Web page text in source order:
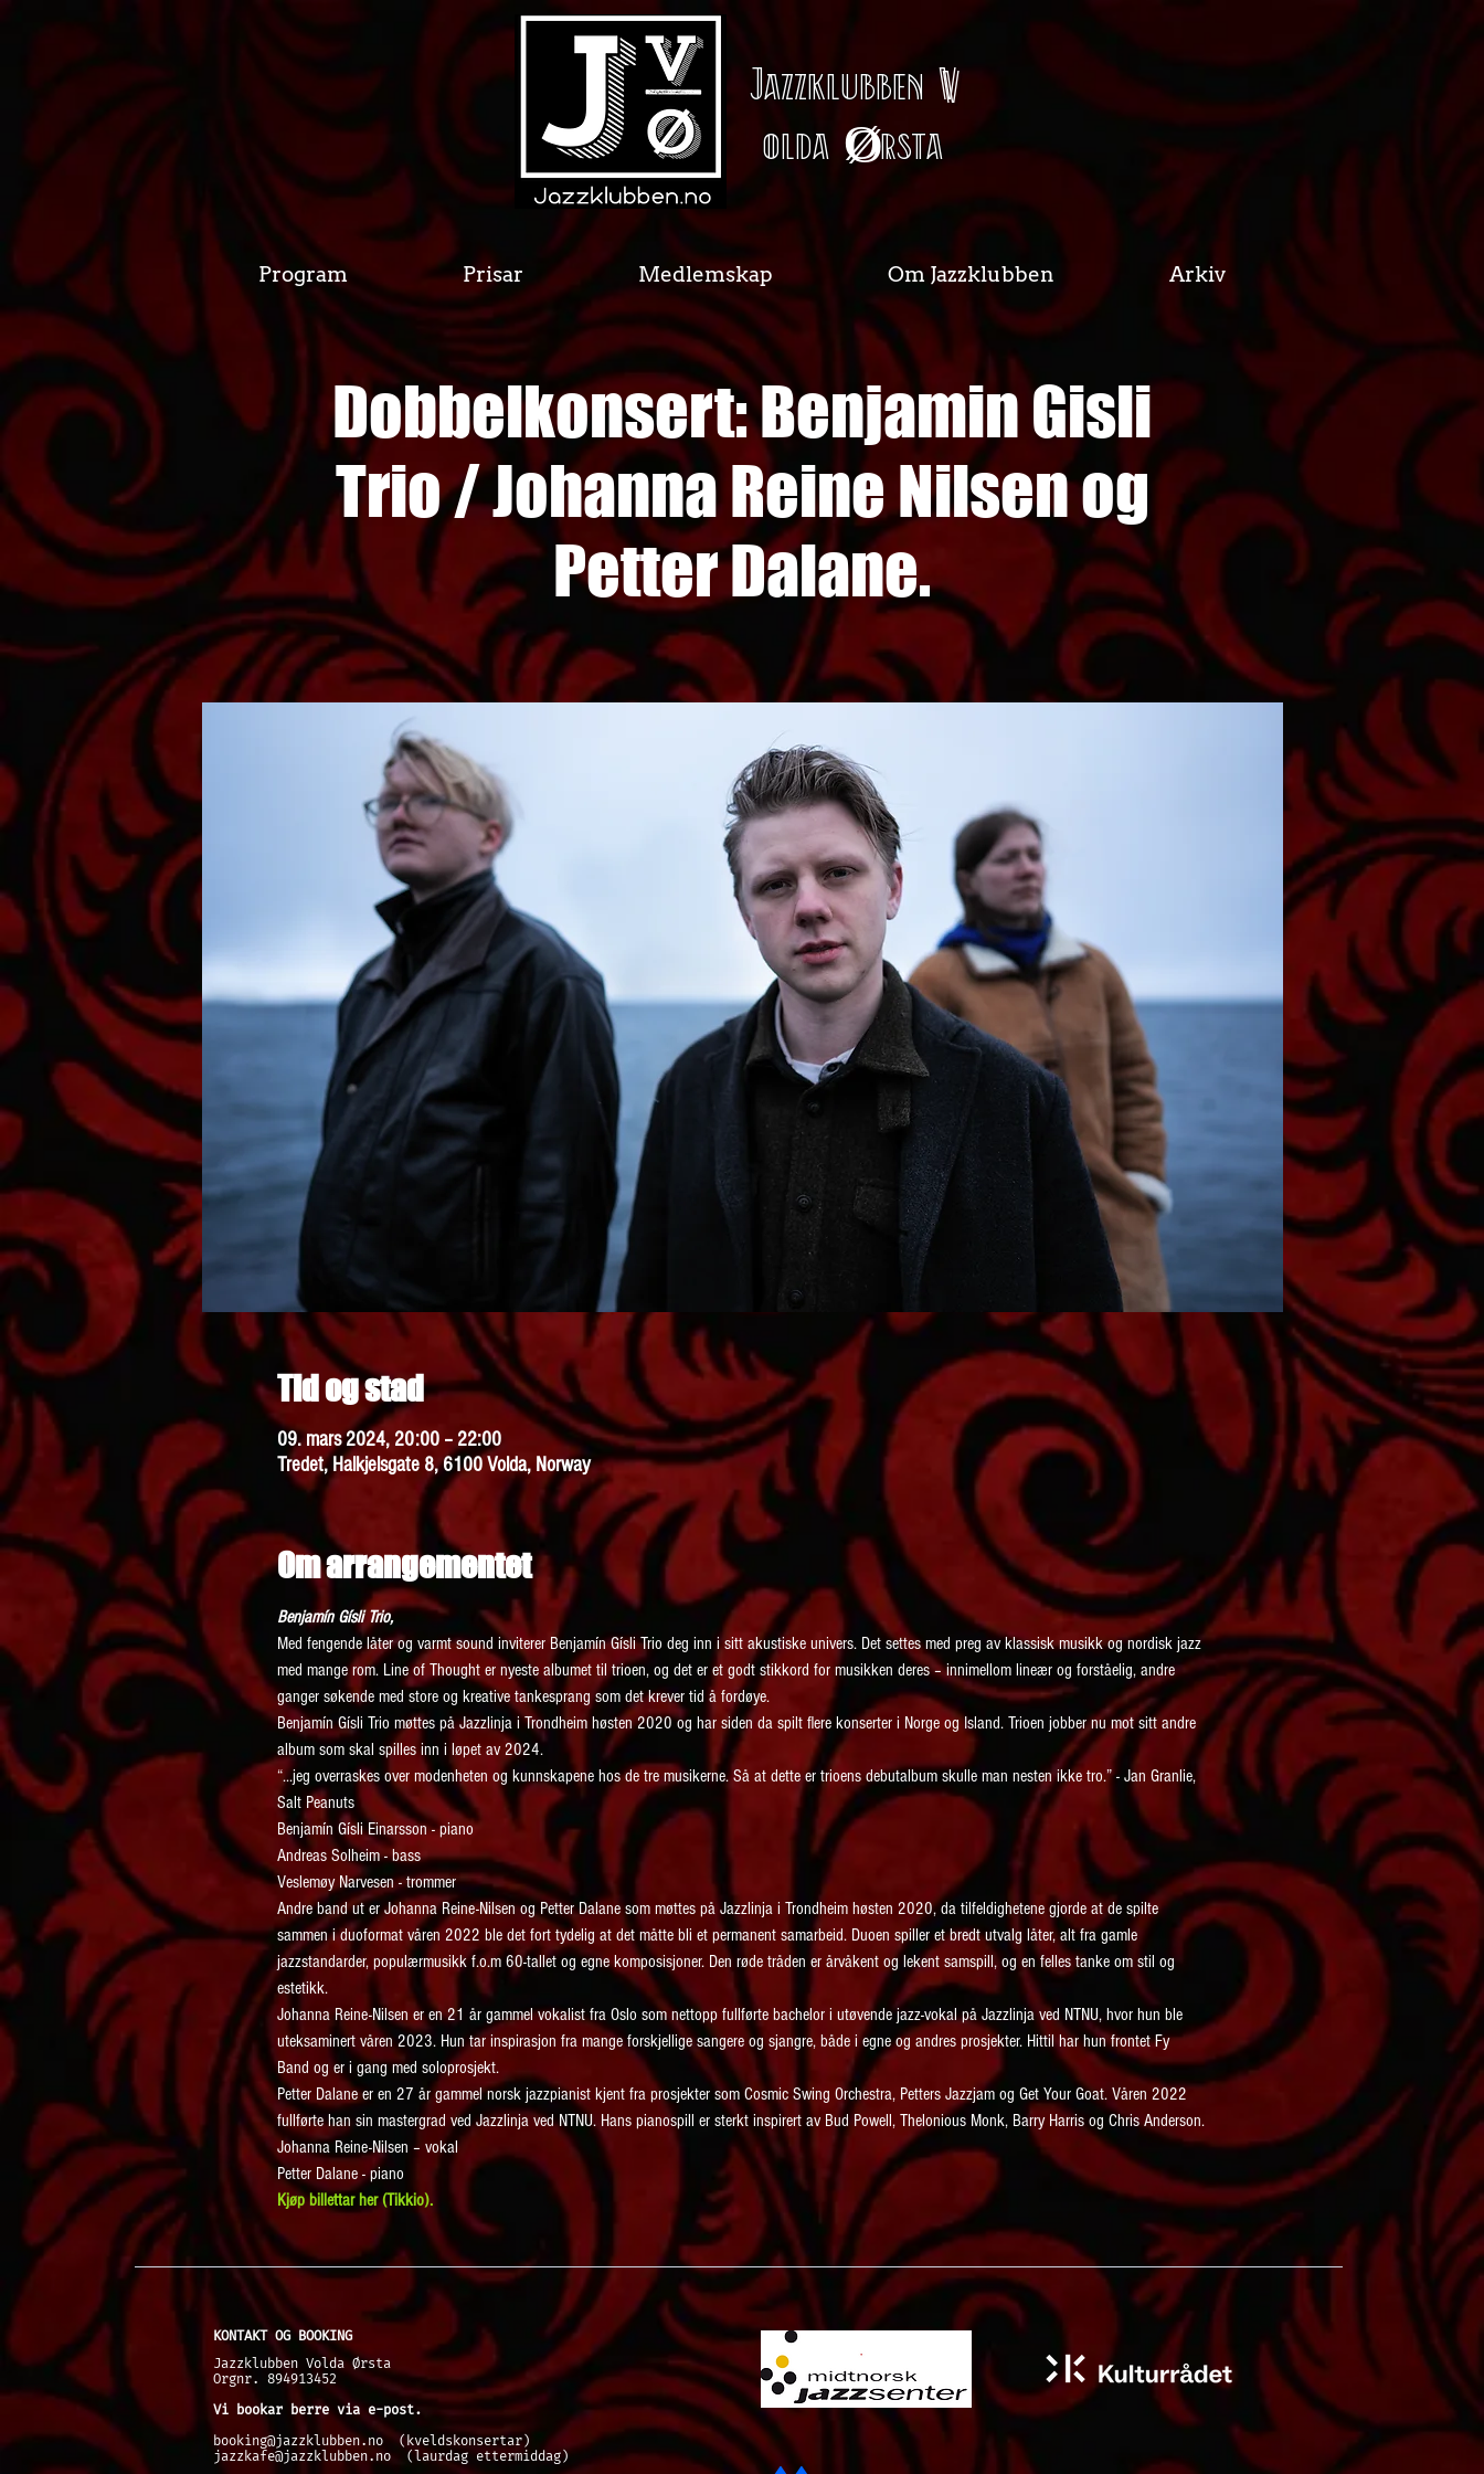
JazzklubbenV
olda Ørsta
Dobbelkonsert: Benjamin Gisli
Trio / Johanna Reine Nilsen og
Petter Dalane.
Tid og stad
09. mars 2024, 20:00 – 22:00
Tredet, Halkjelsgate 8, 6100 Volda, Norway
Om arrangementet
Benjamín Gísli Trio,
Med fengende låter og varmt sound inviterer Benjamín Gísli Trio deg inn i sitt akustiske univers. Det settes med preg av klassisk musikk og nordisk jazz
med mange rom. Line of Thought er nyeste albumet til trioen, og det er et godt stikkord for musikken deres – innimellom lineær og forståelig, andre
ganger søkende med store og kreative tankesprang som det krever tid å fordøye.
Benjamín Gísli Trio møttes på Jazzlinja i Trondheim høsten 2020 og har siden da spilt flere konserter i Norge og Island. Trioen jobber nu mot sitt andre
album som skal spilles inn i løpet av 2024.
“...jeg overraskes over modenheten og kunnskapene hos de tre musikerne. Så at dette er trioens debutalbum skulle man nesten ikke tro.” - Jan Granlie,
Salt Peanuts
Benjamín Gísli Einarsson - piano
Andreas Solheim - bass
Veslemøy Narvesen - trommer
Andre band ut er Johanna Reine-Nilsen og Petter Dalane som møttes på Jazzlinja i Trondheim høsten 2020, da tilfeldighetene gjorde at de spilte
sammen i duoformat våren 2022 ble det fort tydelig at det måtte bli et permanent samarbeid. Duoen spiller et bredt utvalg låter, alt fra gamle
jazzstandarder, populærmusikk f.o.m 60-tallet og egne komposisjoner. Den røde tråden er årvåkent og lekent samspill, og en felles tanke om stil og
estetikk.
Johanna Reine-Nilsen er en 21 år gammel vokalist fra Oslo som nettopp fullførte bachelor i utøvende jazz-vokal på Jazzlinja ved NTNU, hvor hun ble
uteksaminert våren 2023. Hun tar inspirasjon fra mange forskjellige sangere og sjangre, både i egne og andres prosjekter. Hittil har hun frontet Fy
Band og er i gang med soloprosjekt.
Petter Dalane er en 27 år gammel norsk jazzpianist kjent fra prosjekter som Cosmic Swing Orchestra, Petters Jazzjam og Get Your Goat. Våren 2022
fullførte han sin mastergrad ved Jazzlinja ved NTNU. Hans pianospill er sterkt inspirert av Bud Powell, Thelonious Monk, Barry Harris og Chris Anderson.
Johanna Reine-Nilsen – vokal
Petter Dalane - piano
Kjøp billettar her (Tikkio).
Program Prisar Medlemskap Om Jazzklubben Arkiv
KONTAKT OG BOOKING
Jazzklubben Volda Ørsta
Orgnr. 894913452
Vi bookar berre via e-post.
booking@jazzklubben.no (kveldskonsertar)
jazzkafe@jazzklubben.no (laurdag ettermiddag)